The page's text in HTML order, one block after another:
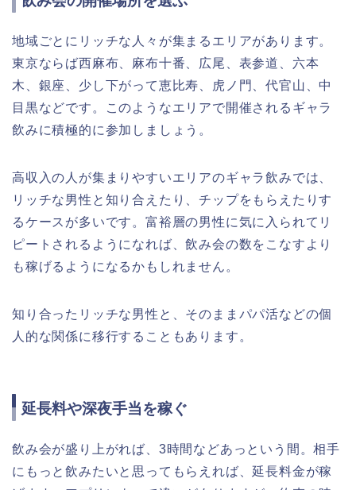
地域ごとにリッチな人々が集まるエリアがあります。
東京ならば西麻布、麻布十番、広尾、表参道、六本
木、銀座、少し下がって恵比寿、虎ノ門、代官山、中
目黒などです。このようなエリアで開催されるギャラ
飲みに積極的に参加しましょう。
高収入の人が集まりやすいエリアのギャラ飲みでは、
リッチな男性と知り合えたり、チップをもらえたりす
るケースが多いです。富裕層の男性に気に入られてリ
ピートされるようになれば、飲み会の数をこなすより
も稼げるようになるかもしれません。
知り合ったリッチな男性と、そのままパパ活などの個
人的な関係に移行することもあります。
延長料や深夜手当を稼ぐ
飲み会が盛り上がれば、3時間などあっという間。相手
にもっと飲みたいと思ってもらえれば、延長料金が稼